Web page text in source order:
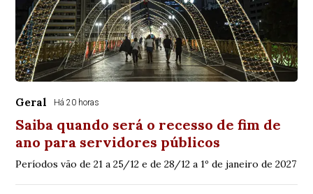
Geral Há 20 horas
Saiba quando será o recesso de fim de
ano para servidores públicos
Períodos vão de 21 a 25/12 e de 28/12 a 1º de janeiro de 2027